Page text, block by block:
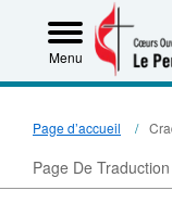
Menu
Page d’accueil
Page De Traduction